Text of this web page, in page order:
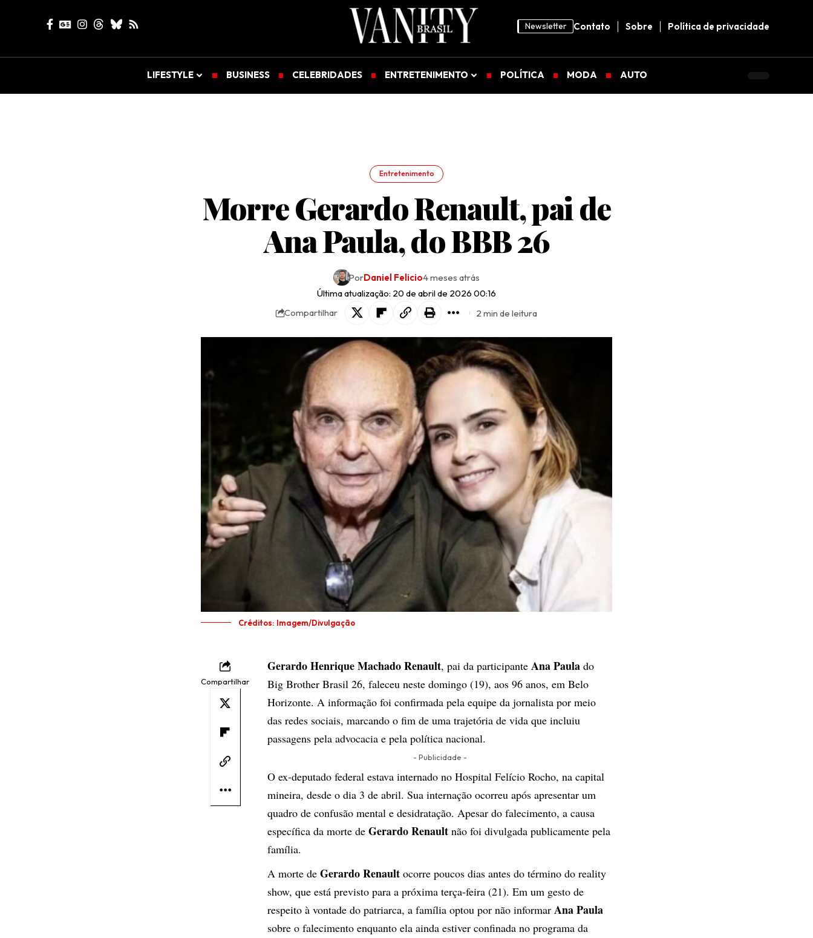
Newsletter Contato Sobre Política de privacidade
LIFESTYLE BUSINESS CELEBRIDADES ENTRETENIMENTO POLÍTICA MODA AUTO
Entretenimento
Morre Gerardo Renault, pai de
Ana Paula, do BBB 26
Última atualização: 20 de abril de 2026 00:16
PorDaniel Felicio4 meses atrás
Compartilhar 2 min de leitura
Créditos: Imagem/Divulgação
Compartilhar
Gerardo Henrique Machado Renault, pai da participante Ana Paula do
Big Brother Brasil 26, faleceu neste domingo (19), aos 96 anos, em Belo
Horizonte. A informação foi confirmada pela equipe da jornalista por meio
das redes sociais, marcando o fim de uma trajetória de vida que incluiu
passagens pela advocacia e pela política nacional.
- Publicidade -
O ex-deputado federal estava internado no Hospital Felício Rocho, na capital
mineira, desde o dia 3 de abril. Sua internação ocorreu após apresentar um
quadro de confusão mental e desidratação. Apesar do falecimento, a causa
específica da morte de Gerardo Renault não foi divulgada publicamente pela
família.
A morte de Gerardo Renault ocorre poucos dias antes do término do reality
show, que está previsto para a próxima terça-feira (21). Em um gesto de
respeito à vontade do patriarca, a família optou por não informar Ana Paula
sobre o falecimento enquanto ela ainda estiver confinada no programa da